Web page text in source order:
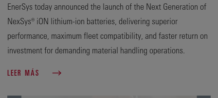
EnerSys today announced the launch of the Next Generation of
NexSys® iON lithium-ion batteries, delivering superior
performance, maximum fleet compatibility, and faster return on
investment for demanding material handling operations.
LEER MÁS